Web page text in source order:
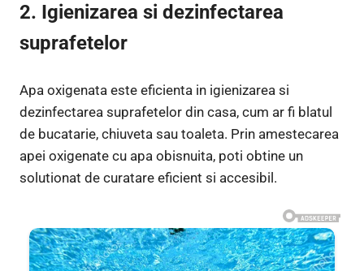
2. Igienizarea si dezinfectarea
suprafetelor
Apa oxigenata este eficienta in igienizarea si
dezinfectarea suprafetelor din casa, cum ar fi blatul
de bucatarie, chiuveta sau toaleta. Prin amestecarea
apei oxigenate cu apa obisnuita, poti obtine un
solutionat de curatare eficient si accesibil.